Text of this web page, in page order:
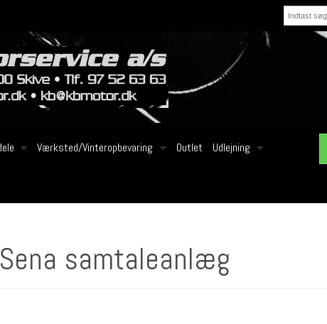
Værksted/Vinteropbevaring Outlet
Udlejning
samtaleanlæg